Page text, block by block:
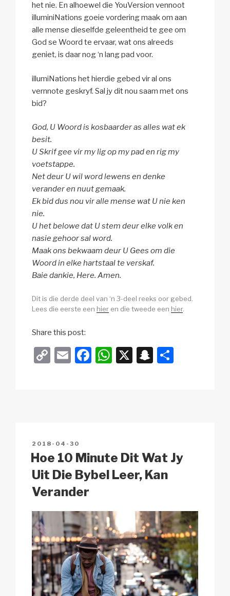
het nie. En alhoewel die YouVersion vennoot
illuminiNations goeie vordering maak om aan
alle mense dieselfde geleentheid te gee om
God se Woord te ervaar, wat ons alreeds
geniet, is daar nog ‘n lang pad voor.
illumiNations het hierdie gebed vir al ons
vernnote geskryf. Sal jy dit nou saam met ons
bid?
God, U Woord is kosbaarder as alles wat ek
besit.
U Skrif gee vir my lig op my pad en rig my
voetstappe.
Net deur U wil word lewens en denke
verander en nuut gemaak.
Ek bid dus nou vir alle mense wat U nie ken
nie.
U het belowe dat U stem deur elke volk en
nasie gehoor sal word.
Maak ons bekwaam deur U Gees om die
Woord in elke hartstaal te verskaf.
Baie dankie, Here. Amen.
Dit is die derde deel van ‘n 3-deel reeks oor gebed.
Lees die eerste een hier en die tweede een hier.
Share this post:
C
n
k
E
F
o
k
W
p
X
S
at
POSTED
ON
2018-04-30
Hoe 10 Minute Dit Wat Jy
Uit Die Bybel Leer, Kan
Verander